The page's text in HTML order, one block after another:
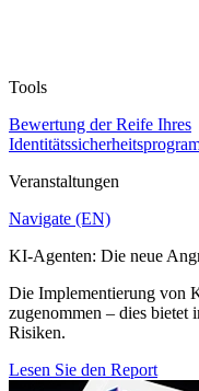
Tools
Bewertung der Reife Ihres
Veranstaltungen
Navigate (EN)
KI-Agenten: Die neue
Die Implementierung von
zugenommen – dies bietet
Risiken.
Lesen Sie den Report